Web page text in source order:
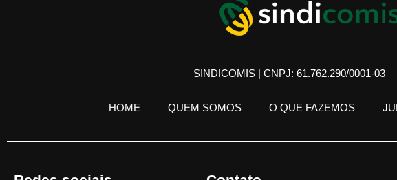
SINDICOMIS | CNPJ: 61.762.290/0001-03
HOME QUEM SOMOS O QUE FAZEMOS